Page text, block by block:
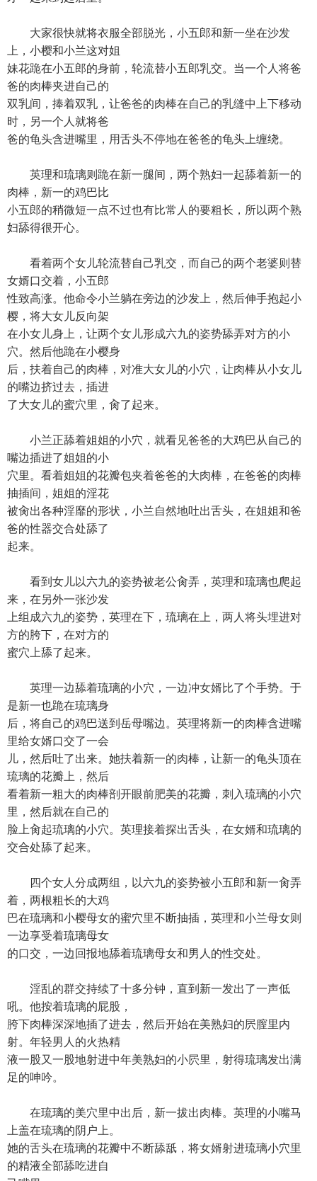
大家很快就将衣服全部脱光，小五郎和新一坐在沙发
上，小樱和小兰这对姐
妹花跪在小五郎的身前，轮流替小五郎乳交。当一个人将爸
爸的肉棒夹进自己的
双乳间，捧着双乳，让爸爸的肉棒在自己的乳缝中上下移动
时，另一个人就将爸
爸的龟头含进嘴里，用舌头不停地在爸爸的龟头上缠绕。
英理和琉璃则跪在新一腿间，两个熟妇一起舔着新一的
肉棒，新一的鸡巴比
小五郎的稍微短一点不过也有比常人的要粗长，所以两个熟
妇舔得很开心。
看着两个女儿轮流替自己乳交，而自己的两个老婆则替
女婿口交着，小五郎
性致高涨。他命令小兰躺在旁边的沙发上，然后伸手抱起小
樱，将大女儿反向架
在小女儿身上，让两个女儿形成六九的姿势舔弄对方的小
穴。然后他跪在小樱身
后，扶着自己的肉棒，对准大女儿的小穴，让肉棒从小女儿
的嘴边挤过去，插进
了大女儿的蜜穴里，肏了起来。
小兰正舔着姐姐的小穴，就看见爸爸的大鸡巴从自己的
嘴边插进了姐姐的小
穴里。看着姐姐的花瓣包夹着爸爸的大肉棒，在爸爸的肉棒
抽插间，姐姐的淫花
被肏出各种淫靡的形状，小兰自然地吐出舌头，在姐姐和爸
爸的性器交合处舔了
起来。
看到女儿以六九的姿势被老公肏弄，英理和琉璃也爬起
来，在另外一张沙发
上组成六九的姿势，英理在下，琉璃在上，两人将头埋进对
方的胯下，在对方的
蜜穴上舔了起来。
英理一边舔着琉璃的小穴，一边冲女婿比了个手势。于
是新一也跪在琉璃身
后，将自己的鸡巴送到岳母嘴边。英理将新一的肉棒含进嘴
里给女婿口交了一会
儿，然后吐了出来。她扶着新一的肉棒，让新一的龟头顶在
琉璃的花瓣上，然后
看着新一粗大的肉棒剖开眼前肥美的花瓣，刺入琉璃的小穴
里，然后就在自己的
脸上肏起琉璃的小穴。英理接着探出舌头，在女婿和琉璃的
交合处舔了起来。
四个女人分成两组，以六九的姿势被小五郎和新一肏弄
着，两根粗长的大鸡
巴在琉璃和小樱母女的蜜穴里不断抽插，英理和小兰母女则
一边享受着琉璃母女
的口交，一边回报地舔着琉璃母女和男人的性交处。
淫乱的群交持续了十多分钟，直到新一发出了一声低
吼。他按着琉璃的屁股，
胯下肉棒深深地插了进去，然后开始在美熟妇的屄膣里内
射。年轻男人的火热精
液一股又一股地射进中年美熟妇的小屄里，射得琉璃发出满
足的呻吟。
在琉璃的美穴里中出后，新一拔出肉棒。英理的小嘴马
上盖在琉璃的阴户上。
她的舌头在琉璃的花瓣中不断舔舐，将女婿射进琉璃小穴里
的精液全部舔吃进自